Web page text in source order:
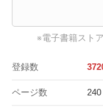
※電子書籍スト
登録数
ページ数 240